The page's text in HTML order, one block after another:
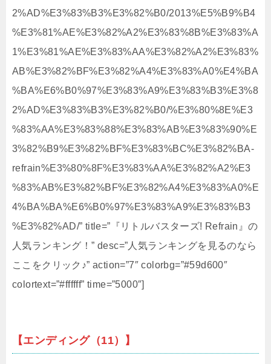
2%AD%E3%83%B3%E3%82%B0/2013%E5%B9%B4
%E3%81%AE%E3%82%A2%E3%83%8B%E3%83%A
1%E3%81%AE%E3%83%AA%E3%82%A2%E3%83%
AB%E3%82%BF%E3%82%A4%E3%83%A0%E4%BA
%BA%E6%B0%97%E3%83%A9%E3%83%B3%E3%8
2%AD%E3%83%B3%E3%82%B0/%E3%80%8E%E3
%83%AA%E3%83%88%E3%83%AB%E3%83%90%E
3%82%B9%E3%82%BF%E3%83%BC%E3%82%BA-
refrain%E3%80%8F%E3%83%AA%E3%82%A2%E3
%83%AB%E3%82%BF%E3%82%A4%E3%83%A0%E
4%BA%BA%E6%B0%97%E3%83%A9%E3%83%B3
%E3%82%AD/” title=”『リトルバスターズ! Refrain』の
人気ランキング！” desc=”人気ランキングを見るのなら
ここをクリック♪” action=”7″ colorbg=”#59d600″
colortext=”#ffffff” time=”5000″]
【エンディング（11）】